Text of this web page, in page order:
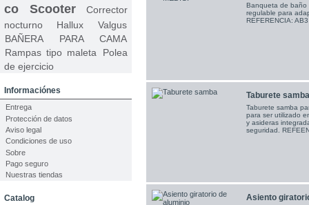
co
Scooter
Corrector
nocturno Hallux Valgus
BAÑERA PARA CAMA
Rampas tipo maleta
Polea
de ejercicio
Informaciónes
Entrega
Protección de datos
Aviso legal
Condiciones de uso
Sobre
Pago seguro
Nuestras tiendas
Catalog
Banqueta de baño
regulable para
REFERENCIA: AB3
Taburete
Taburete samba
para ser utilizado
y asideras
seguridad.
Asiento